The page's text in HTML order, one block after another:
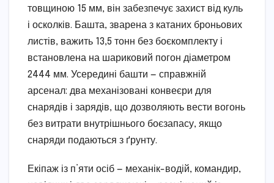
товщиною 15 мм, він забезпечує захист від куль
і осколків. Башта, зварена з катаних броньових
листів, важить 13,5 тонн без боєкомплекту і
встановлена на шариковий погон діаметром
2444 мм. Усередині башти — справжній
арсенал: два механізовані конвеєри для
снарядів і зарядів, що дозволяють вести вогонь
без витрати внутрішнього боєзапасу, якщо
снаряди подаються з ґрунту.
Екіпаж із п’яти осіб — механік-водій, командир,